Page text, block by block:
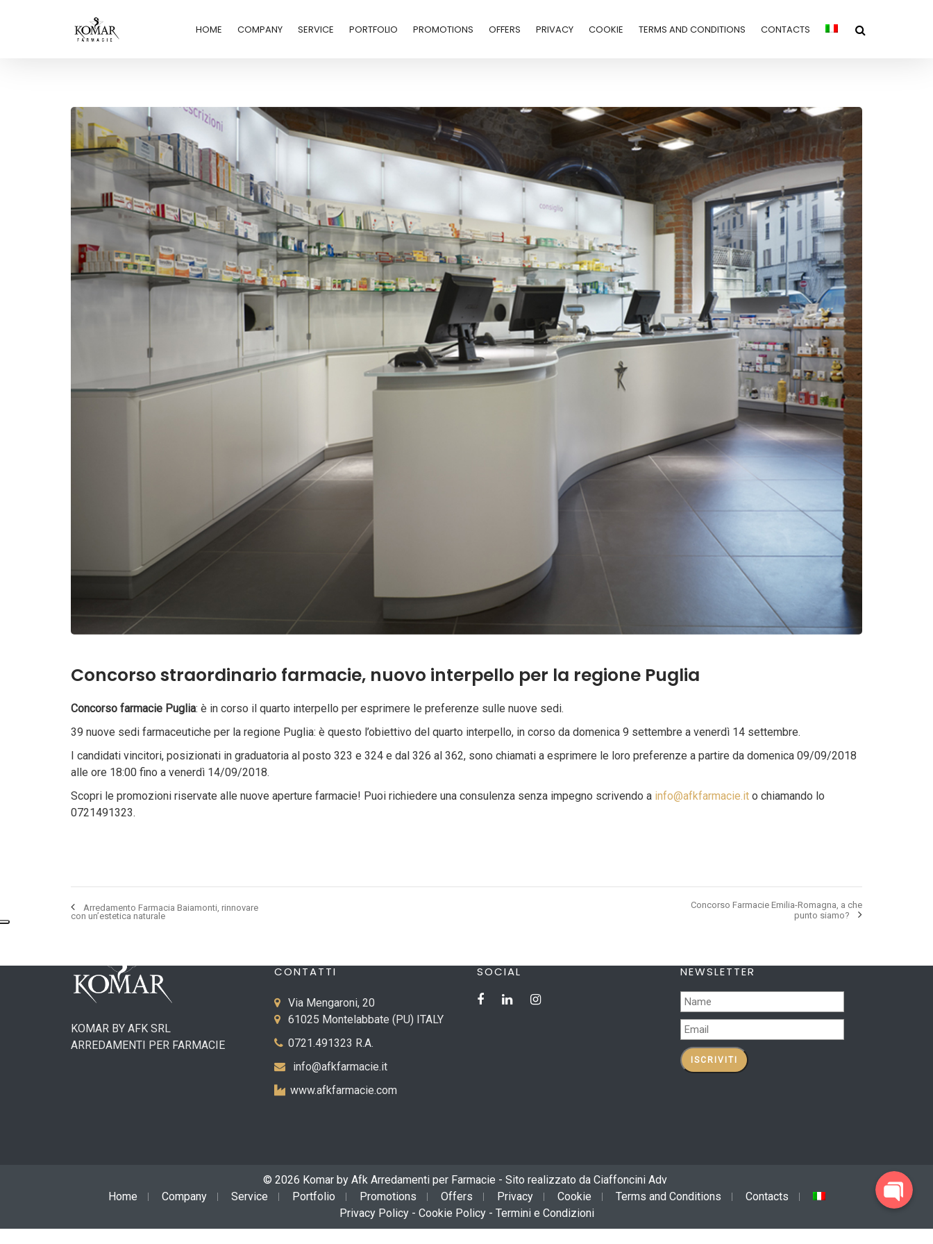
HOME COMPANY SERVICE PORTFOLIO PROMOTIONS OFFERS PRIVACY COOKIE TERMS AND CONDITIONS CONTACTS
Concorso straordinario farmacie, nuovo interpello per la regione Puglia
Concorso farmacie Puglia: è in corso il quarto interpello per esprimere le preferenze sulle nuove sedi.
39 nuove sedi farmaceutiche per la regione Puglia: è questo l’obiettivo del quarto interpello, in corso da domenica 9 settembre a venerdì 14 settembre.
I candidati vincitori, posizionati in graduatoria al posto 323 e 324 e dal 326 al 362, sono chiamati a esprimere le loro preferenze a partire da domenica 09/09/2018
alle ore 18:00 fino a venerdì 14/09/2018.
Scopri le promozioni riservate alle nuove aperture farmacie! Puoi richiedere una consulenza senza impegno scrivendo a info@afkfarmacie.it o chiamando lo
0721491323.
Arredamento Farmacia Baiamonti, rinnovare
con un’estetica naturale
Concorso Farmacie Emilia-Romagna, a che
punto siamo?
KOMAR BY AFK SRL
ARREDAMENTI PER FARMACIE
CONTATTI
Via Mengaroni, 20
61025 Montelabbate (PU) ITALY
0721.491323 R.A.
info@afkfarmacie.it
www.afkfarmacie.com
SOCIAL NEWSLETTER
© 2026 Komar by Afk Arredamenti per Farmacie - Sito realizzato da Ciaffoncini Adv
Home
Company Service Portfolio Promotions Offers Privacy Cookie Terms and Conditions
Contacts
Privacy Policy- Cookie Policy- Termini e Condizioni